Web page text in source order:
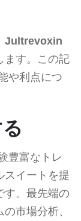
Jultrevoxin
ます。この記
や利点につ
豊富なトレ
スイートを提
す。最先端の
市場分析、